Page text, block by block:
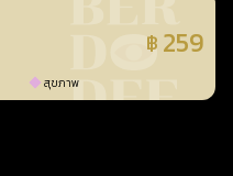
฿ 259
สุขภาพ